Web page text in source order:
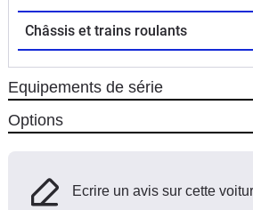
Châssis et trains roulants
Equipements de série
Options
Ecrire un avis sur cette